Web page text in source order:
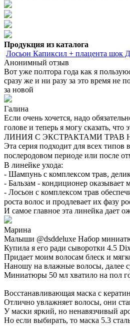
Продукция из каталога
Лосьон Капиксил + плацента шок
Анонимный отзыв
Вот уже полтора года как я
сразу же и ни разу за это время не
за новой
Галина
Если очень хочется, надо
голове и теперь я могу сказать,
ЛИНИЯ С ЭКСТРАКТАМИ ТРАВ
Эта серия подходит для всех
послеродовом периоде или после
В линейке ухода:⠀
- Шампунь с комплексом трав,
- Бальзам - кондиционер оказывает
- Лосьон с комплексом трав
роста волос и продлевает их фазу
И самое главное эта линейка дает
Марина
Малыши @dsddeluxe Набор
Купила я его ради сыворотки 4.5
Придает моим волосам блеск и
Наношу на влажные волосы, далее
Миниатюры 50 мл хватило на пол
Восстанавливающая маска с
Отлично увлажняет волосы, они
У маски яркий, но ненавязчивый
Но если выбирать, то маска 5.3